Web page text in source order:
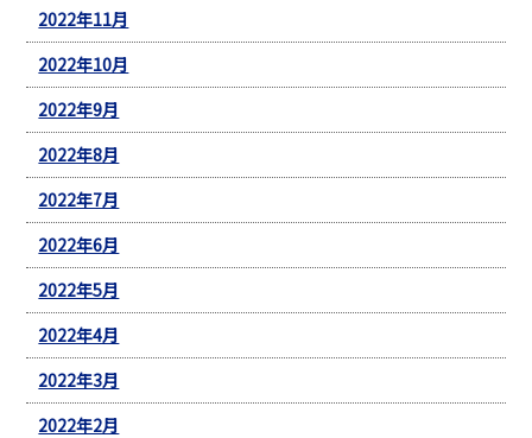
2022年11月
2022年10月
2022年9月
2022年8月
2022年7月
2022年6月
2022年5月
2022年4月
2022年3月
2022年2月